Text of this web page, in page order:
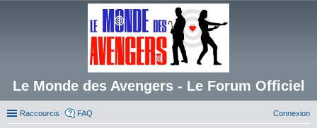
Le Monde des Avengers - Le Forum Officiel
Raccourcis FAQ Connexion